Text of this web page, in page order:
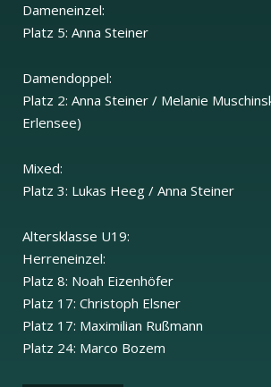
Dameneinzel:
Platz 5: Anna Steiner
Damendoppel:
Platz 2: Anna Steiner / Melanie
Erlensee)
Mixed:
Platz 3: Lukas Heeg / Anna Steiner
Altersklasse U19:
Herreneinzel:
Platz 8: Noah Eizenhöfer
Platz 17: Christoph Elsner
Platz 17: Maximilian Rußmann
Platz 24: Marco Bozem